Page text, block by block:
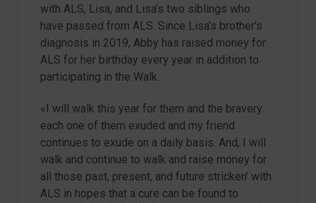
with ALS, Lisa, and Lisa’s two siblings who
have passed from ALS. Since Lisa’s brother’s
diagnosis in 2019, Abby has raised money for
ALS for her birthday every year in addition to
participating in the Walk.
«I will walk this year for them and the bravery
each one of them exuded and my friend
continues to exude on a daily basis. And, I will
walk and continue to walk and raise money for
all those past, present, and future stricken’ with
ALS in hopes that a cure can be found to